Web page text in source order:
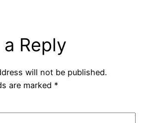
Reply
will not be published.
are marked *